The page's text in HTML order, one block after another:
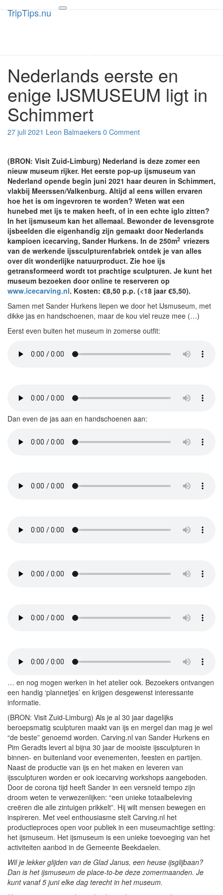
Toggle
TripTips.nu
TripTips.nu
Trips
Nederlands
eerste
enige
IJSMUSEUM
ligt
in
Schimmert
Nederlands eerste en
enige IJSMUSEUM ligt in
Schimmert
27 juli 2021 Leon Balmaekers Comments
0 Comment
(BRON: Visit Zuid-Limburg) Nederland is deze zomer een
nieuw museum rijker. Het eerste pop-up ijsmuseum van
Nederland opende begin juni 2021 haar deuren in Schimmert,
vlakbij Meerssen/Valkenburg. Altijd al eens willen ervaren
hoe het is om ingevroren te worden? Weten wat een
hunebed met ijs te maken heeft, of in een echte iglo zitten?
In het ijsmuseum kan het allemaal. Bewonder de levensgrote
ijsbeelden die eigenhandig zijn gemaakt door Nederlands
kampioen icecarving, Sander Hurkens. In de 250m2 vriezers
van de werkende ijssculpturenfabriek ontdek je van alles
over dit wonderlijke natuurproduct. Zie hoe ijs
getransformeerd wordt tot prachtige sculpturen. Je kunt het
museum bezoeken door online te reserveren op
www.icecarving.nl. Kosten: €8,50 p.p. (<18 jaar €5,50).
Samen met Sander Hurkens liepen we door het IJsmuseum, met
dikke jas en handschoenen, maar de kou viel reuze mee (…)
Eerst even buiten het museum in zomerse outfit:
Dan even de jas aan en handschoenen aan:
… en nog mogen werken in het atelier ook. Bezoekers ontvangen
een handig ‘plannetjes’ en krijgen desgewenst interessante
informatie.
(BRON: Visit Zuid-Limburg) Als je al 30 jaar dagelijks
beroepsmatig sculpturen maakt van ijs en mergel dan mag je wel
“de beste” genoemd worden. Carving.nl van Sander Hurkens en
Pim Geradts levert al bijna 30 jaar de mooiste ijssculpturen in
binnen- en buitenland voor evenementen, feesten en partijen.
Naast de productie van ijs en het maken en leveren van
ijssculpturen worden er ook icecarving workshops aangeboden.
Door de corona tijd heeft Sander in een versneld tempo zijn
droom weten te verwezenlijken: “een unieke totaalbeleving
creëren die alle zintuigen prikkelt”. Hij wilt mensen bewegen en
inspireren. Met veel enthousiasme stelt Carving.nl het
productieproces open voor publiek in een museumachtige setting:
het ijsmuseum. Het ijsmuseum is een unieke toevoeging van het
activiteiten aanbod in de Gemeente Beekdaelen.
Wil je lekker glijden van de Glad Janus, een heuse ijsglijbaan?
Dan is het ijsmuseum de place-to-be deze zomermaanden. Je
kunt vanaf 5 juni elke dag terecht in het museum.